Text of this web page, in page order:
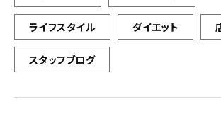
ライフスタイル ダイエット
スタッフブログ